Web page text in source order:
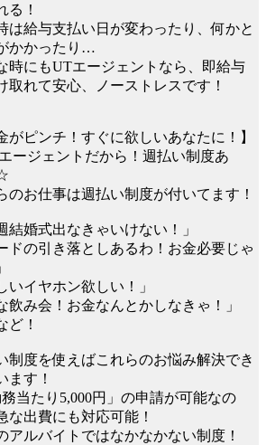
る！
は給与支払い日が変わったり、何かと
かかったり…
時にもUTエージェントなら、即給与
取れて安心、ノーストレスです！
がピンチ！すぐに欲しいあなたに！】
ージェントだから！週払い制度あ
のお仕事は週払い制度が付いてます！
結婚式出なきゃいけない！」
ドの引き落としあるわ！お金必要じゃ
いイヤホン欲しい！」
飲み会！お金なんとかしなきゃ！」
ど！
制度を使えばこれらのお悩み解決でき
ます！
務当たり5,000円」の申請が可能なの
な出費にも対応可能！
アルバイトではなかなかない制度！